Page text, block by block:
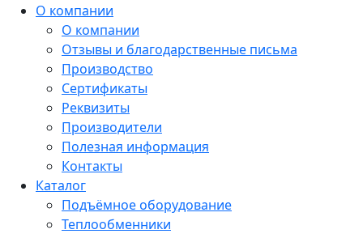
О компании
О компании
Отзывы и благодарственные письма
Производство
Сертификаты
Реквизиты
Производители
Полезная информация
Контакты
Каталог
Подъёмное оборудование
Теплообменники